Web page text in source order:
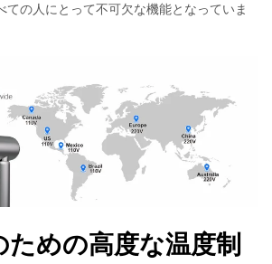
ての人にとって不可欠な機能となっていま
めの高度な温度制